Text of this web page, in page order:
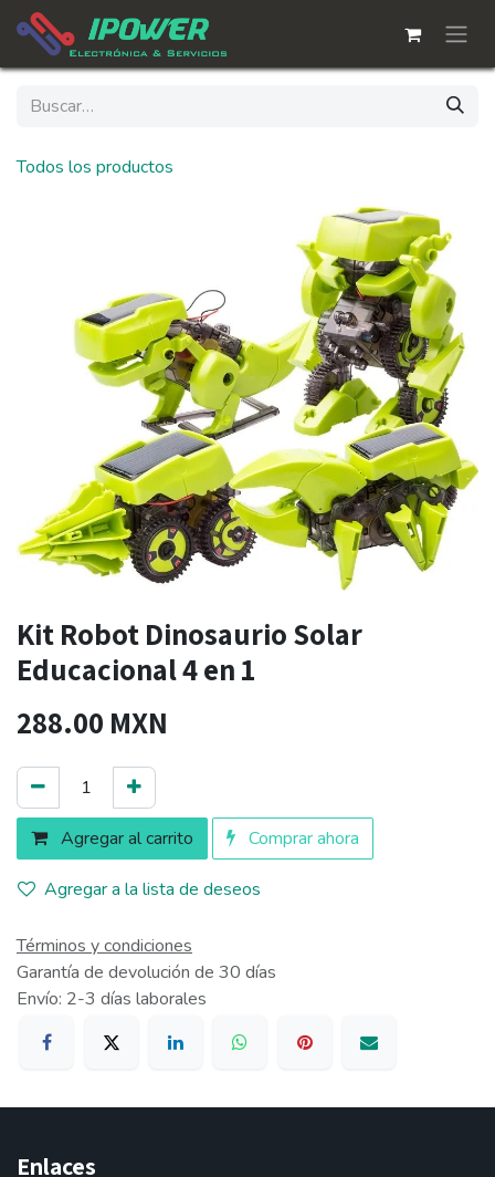
Ir al contenido
Todos los productos
Kit Robot Dinosaurio Solar
Educacional 4 en 1
288.00 MXN
Agregar al carrito Comprar ahora
Agregar a la lista de deseos
Términos y condiciones
Garantía de devolución de 30 días
Envío: 2-3 días laborales
Enlaces